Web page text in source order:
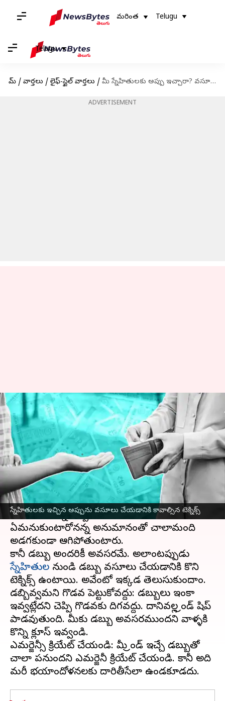
మరింత Telugu
Telugu
హోమ్ / వార్తలు / లైఫ్-స్టైల్ వార్తలు / మీ స్నేహితులకు అప్పు ఇచ్చారా? వసూలు చేయడం ఇబ్బందిగా ఉందా? ఇలా చేయండి
ADVERTISEMENT
స్నేహితులకు ఇచ్చిన అప్పును వసూలు చేయడానికి కావాల్సిన టెక్నిక్స్
మీ స్నేహితులకు అప్పు ఇచ్చారా?
వసూలు చేయడం ఇబ్బందిగా
ఉందా? ఇలా చేయండి
వ్రాసిన వారు Sriram Pranateja Feb 13, 2023 10:47 am
ఈ వార్తాకథనం ఏంటి
ఫ్రెండ్స్ కి డబ్బిచ్చినపుడు వాటిని మళ్ళీ తిరిగి ఇవ్వమని
అడగడం కన్నా ఇబ్బంది మరోటి ఉండదు. అడిగితే
ఏమనుకుంటారోనన్న అనుమానంతో చాలామంది
అడగకుండా ఆగిపోతుంటారు.
కానీ డబ్బు అందరికీ అవసరమే. అలాంటప్పుడు
స్నేహితుల నుండి డబ్బు వసూలు చేయడానికి కొని
టెక్నిక్స్ ఉంటాయి. అవేంటో ఇక్కడ తెలుసుకుందాం.
డబ్బివ్వమని గొడవ పెట్టుకోవద్దు: డబ్బులు ఇంకా
ఇవ్వట్లేదని చెప్పి గొడవకు దిగవద్దు. దానివల్ల ఫ్రెండ్ షిప్
పాడవుతుంది. మీకు డబ్బు అవసరముందని వాళ్ళకి
కొన్ని క్లూస్ ఇవ్వండి.
ఎమర్జెన్సీ క్రియేట్ చేయండి: మీ ఫ్రెండ్ ఇచ్చే డబ్బుతో
చాలా పనుందని ఎమర్జెనీ క్రియేట్ చేయండి. కానీ అది